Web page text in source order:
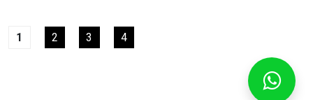
1 2 3 4